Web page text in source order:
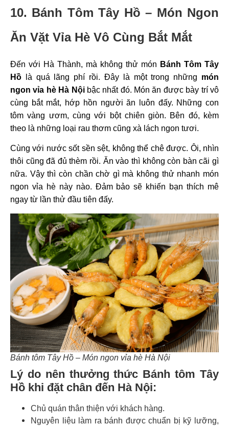
10. Bánh Tôm Tây Hồ – Món Ngon
Ăn Vặt Vỉa Hè Vô Cùng Bắt Mắt
Đến với Hà Thành, mà không thử món Bánh Tôm Tây
Hồ
là quá lãng phí rồi. Đây là một trong những món
ngon vỉa hè Hà Nộibậc nhất đó. Món ăn được bày trí vô
cùng bắt mắt, hớp hồn người ăn luôn đấy. Những con
tôm vàng ươm, cùng với bột chiên giòn. Bên đó, kèm
theo là những loại rau thơm cũng xà lách ngon tươi.
Cùng với nước sốt sền sệt, không thể chê được. Ôi, nhìn
thôi cũng đã đủ thèm rồi. Ăn vào thì không còn bàn cãi gì
nữa. Vậy thì còn chần chờ gì mà không thử nhanh món
ngon vỉa hè này nào. Đảm bảo sẽ khiến bạn thích mê
ngay từ lần thử đầu tiên đấy.
Bánh tôm Tây Hồ – Món ngon vỉa hè Hà Nội
Lý do nên thưởng thức Bánh tôm Tây
Hồ khi đặt chân đến Hà Nội:
Chủ quán thân thiện với khách hàng.
Nguyên liệu làm ra bánh được chuẩn bị kỹ lưỡng,